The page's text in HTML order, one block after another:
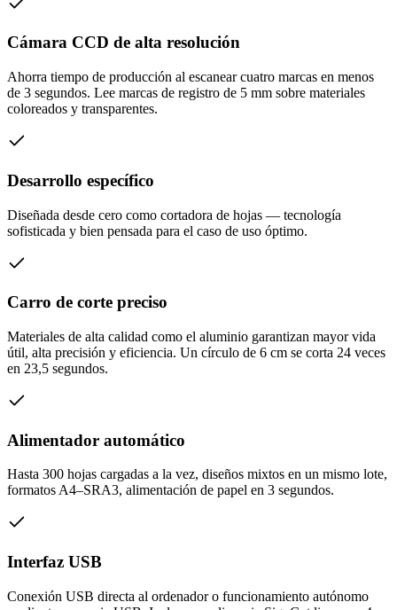
Cámara CCD de alta resolución
Ahorra tiempo de producción al escanear cuatro marcas en menos
de 3 segundos. Lee marcas de registro de 5 mm sobre materiales
coloreados y transparentes.
Desarrollo específico
Diseñada desde cero como cortadora de hojas — tecnología
sofisticada y bien pensada para el caso de uso óptimo.
Carro de corte preciso
Materiales de alta calidad como el aluminio garantizan mayor vida
útil, alta precisión y eficiencia. Un círculo de 6 cm se corta 24 veces
en 23,5 segundos.
Alimentador automático
Hasta 300 hojas cargadas a la vez, diseños mixtos en un mismo lote,
formatos A4–SRA3, alimentación de papel en 3 segundos.
Interfaz USB
Conexión USB directa al ordenador o funcionamiento autónomo